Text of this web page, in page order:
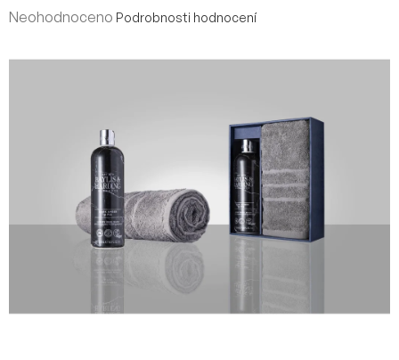
Průměrné
produktu
Neohodnoceno Podrobnosti hodnocení